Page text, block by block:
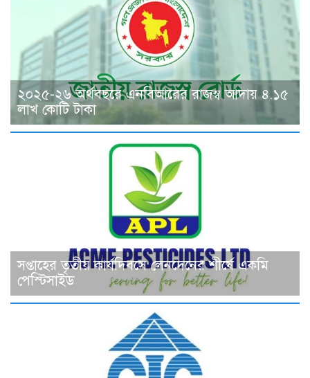
২০২৫-২৬ অর্থবছরে এনবিআরের রাজস্ব আদায় ৪.১৫
লাখ কোটি টাকা
সপ্তাহের তৃতীয় কার্যদিবসে লেনদেনের শীর্ষে একমি
পেস্টিসাইড